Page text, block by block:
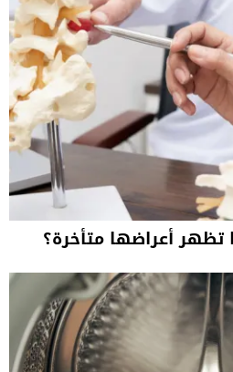
أعراضها متأخرة؟